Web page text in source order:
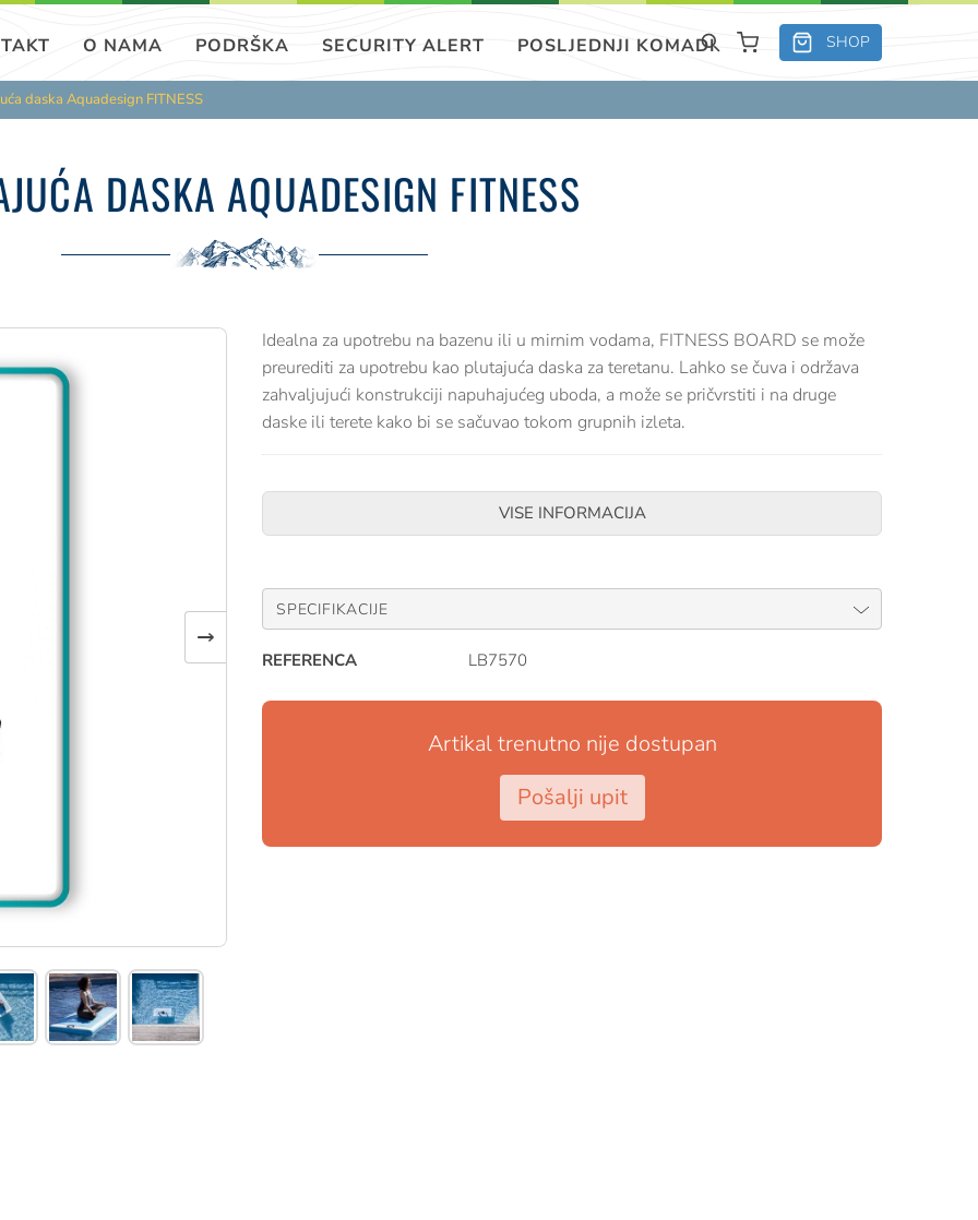
O NAMA PODRŠKA SECURITY ALERT POSLJEDNJI KOMADI SHOP
daska Aquadesign FITNESS
DASKA AQUADESIGN FITNESS
→
Idealna za upotrebu na bazenu ili u mirnim vodama, FITNESS BOARD se može
preurediti za upotrebu kao plutajuća daska za teretanu. Lahko se čuva i održava
zahvaljujući konstrukciji napuhajućeg uboda, a može se pričvrstiti i na druge
daske ili terete kako bi se sačuvao tokom grupnih izleta.
VISE INFORMACIJA
SPECIFIKACIJE
REFERENCA LB7570
Artikal trenutno nije dostupan
Pošalji upit